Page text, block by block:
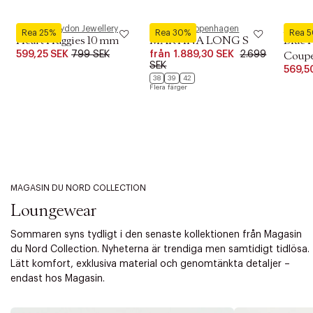
Rea 25%
Pernille Corydon Jewellery
Heart Huggies 10 mm
599,25 SEK 799 SEK
Rea 30%
Phenumb Copenhagen
MARTINA LONG S
från 1.889,30 SEK 2.699
SEK
38 39
42
Flera färger
Rea
Royal
Blue
MAGASIN DU NORD COLLECTION
Loungewear
Sommaren syns tydligt i den senaste kollektionen från Magasin
du Nord Collection. Nyheterna är trendiga men samtidigt tidlösa.
Lätt komfort, exklusiva material och genomtänkta detaljer –
endast hos Magasin.